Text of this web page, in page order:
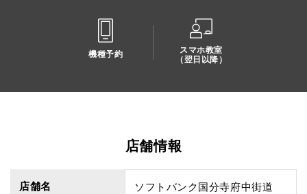
機種予約
スマホ教室
（翌日以降）
店舗情報
店舗名 ソフトバンク国分寺府中街道